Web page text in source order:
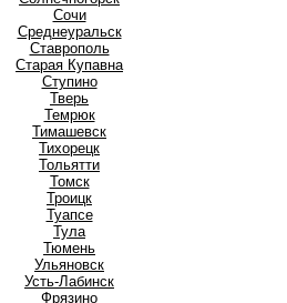
Сочи
Среднеуральск
Ставрополь
Старая Купавна
Ступино
Тверь
Темрюк
Тимашевск
Тихорецк
Тольятти
Томск
Троицк
Туапсе
Тула
Тюмень
Ульяновск
Усть-Лабинск
Фрязино